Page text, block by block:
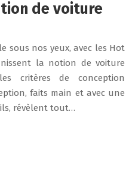
de voiture
sous nos yeux, avec les Hot
la notion de voiture
critères de conception
faits main et avec une
révèlent tout…